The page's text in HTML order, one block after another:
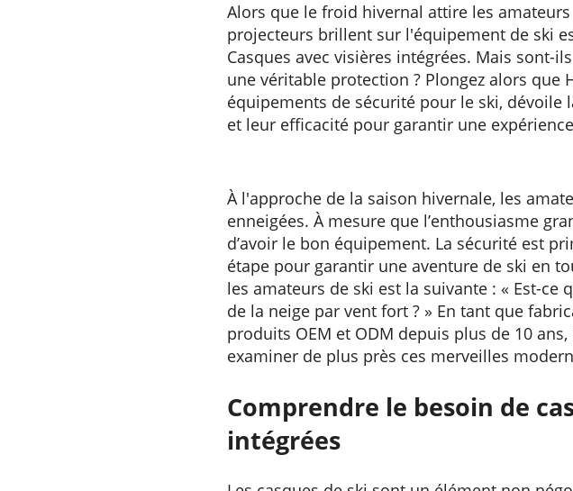
Alors que le froid hivernal attire les
projecteurs brillent sur l'équipement de ski
Casques avec visières intégrées. Mais
une véritable protection ? Plongez alors que
équipements de sécurité pour le ski,
et leur efficacité pour garantir une
À l'approche de la saison hivernale, les
enneigées. À mesure que l’enthousiasme
d’avoir le bon équipement. La sécurité est
étape pour garantir une aventure de ski en
les amateurs de ski est la suivante : « Est-ce
de la neige par vent fort ? » En tant que
produits OEM et ODM depuis plus de 10
examiner de plus près ces merveilles
Comprendre le besoin de
intégrées